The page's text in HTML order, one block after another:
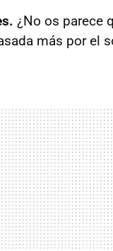
¿No os parece
más por el